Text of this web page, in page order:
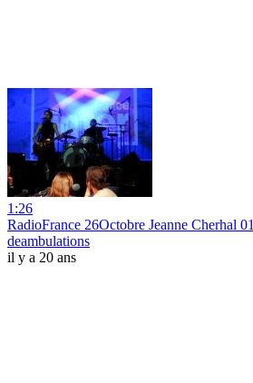
1:26
RadioFrance 26Octobre Jeanne Cherhal 01
deambulations
il y a 20 ans